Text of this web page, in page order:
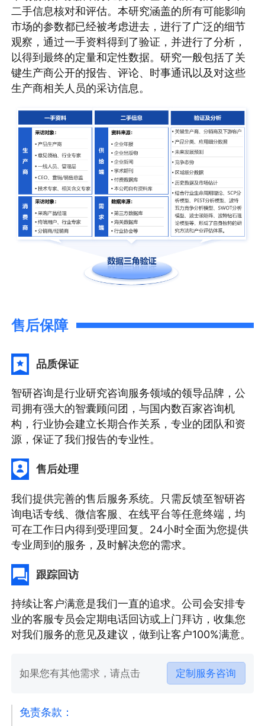
二手信息核对和评估。本研究涵盖的所有可能影响
市场的参数都已经被考虑进去，进行了广泛的细节
观察，通过一手资料得到了验证，并进行了分析，
以得到最终的定量和定性数据。研究一般包括了关
键生产商公开的报告、评论、时事通讯以及对这些
生产商相关人员的采访信息。
售后保障
品质保证
智研咨询是行业研究咨询服务领域的领导品牌，公
司拥有强大的智囊顾问团，与国内数百家咨询机
构，行业协会建立长期合作关系，专业的团队和资
源，保证了我们报告的专业性。
售后处理
我们提供完善的售后服务系统。只需反馈至智研咨
询电话专线、微信客服、在线平台等任意终端，均
可在工作日内得到受理回复。24小时全面为您提供
专业周到的服务，及时解决您的需求。
跟踪回访
持续让客户满意是我们一直的追求。公司会安排专
业的客服专员会定期电话回访或上门拜访，收集您
对我们服务的意见及建议，做到让客户100%满意。
如果您有其他需求，请点击 定制服务咨询
免责条款：